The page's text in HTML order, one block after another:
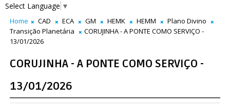
Select Language ▼
Home CAD ECA GM HEMK HEMM
Plano Divino
Transição Planetária
CORUJINHA - A PONTE COMO SERVIÇO -
13/01/2026
CORUJINHA - A PONTE COMO SERVIÇO -
13/01/2026